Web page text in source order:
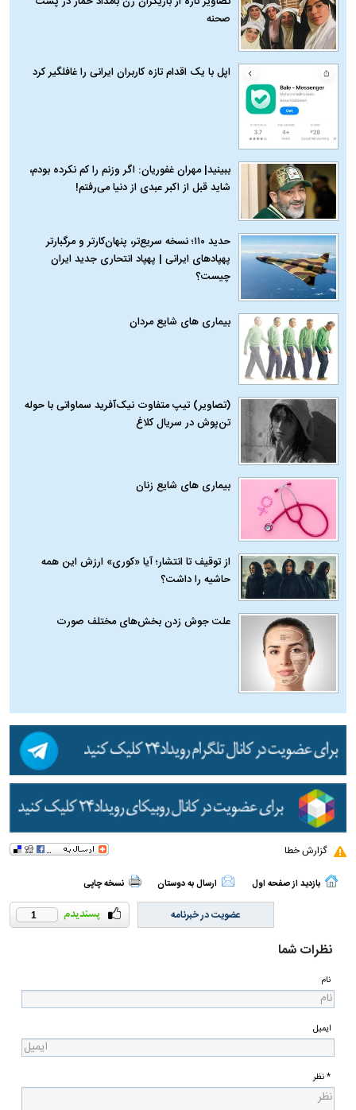
صحنه
اپل با یک اقدام تازه کاربران ایرانی را غافلگیر کرد
ببینید| مهران غفوریان: اگر وزنم را کم نکرده بودم،
شاید قبل از اکبر عبدی از دنیا می‌رفتم!
حدید ۱۱۰؛ نسخه سریع‌تر، پنهان‌کارتر و مرگبارتر
پهپادهای ایرانی | پهپاد انتحاری جدید ایران
چیست؟
بیماری‌ های شایع مردان
(تصاویر) تیپ متفاوت نیک‌آفرید سماواتی با حوله
تن‌پوش در سریال کلاغ
بیماری‌ های شایع زنان
از توقیف تا انتشار؛ آیا «کوری» ارزش این همه
حاشیه را داشت؟
علت جوش زدن بخش‌های مختلف صورت
گزارش خطا
بازدید از صفحه اول ارسال به دوستان نسخه چاپی
1 عضویت در خبرنامه
نظرات شما
نام
ایمیل
* نظر